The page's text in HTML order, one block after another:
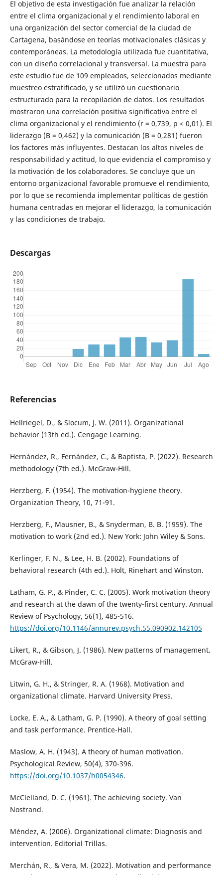
El objetivo de esta investigación fue analizar la relación
entre el clima organizacional y el rendimiento laboral en
una organización del sector comercial de la ciudad de
Cartagena, basándose en teorías motivacionales clásicas y
contemporáneas. La metodología utilizada fue cuantitativa,
con un diseño correlacional y transversal. La muestra para
este estudio fue de 109 empleados, seleccionados mediante
muestreo estratificado, y se utilizó un cuestionario
estructurado para la recopilación de datos. Los resultados
mostraron una correlación positiva significativa entre el
clima organizacional y el rendimiento (r = 0,739, p < 0,01). El
liderazgo (B = 0,462) y la comunicación (B = 0,281) fueron
los factores más influyentes. Destacan los altos niveles de
responsabilidad y actitud, lo que evidencia el compromiso y
la motivación de los colaboradores. Se concluye que un
entorno organizacional favorable promueve el rendimiento,
por lo que se recomienda implementar políticas de gestión
humana centradas en mejorar el liderazgo, la comunicación
y las condiciones de trabajo.
Descargas
Referencias
Hellriegel, D., & Slocum, J. W. (2011). Organizational
behavior (13th ed.). Cengage Learning.
Hernández, R., Fernández, C., & Baptista, P. (2022). Research
methodology (7th ed.). McGraw-Hill.
Herzberg, F. (1954). The motivation-hygiene theory.
Organization Theory, 10, 71-91.
Herzberg, F., Mausner, B., & Snyderman, B. B. (1959). The
motivation to work (2nd ed.). New York: John Wiley & Sons.
Kerlinger, F. N., & Lee, H. B. (2002). Foundations of
behavioral research (4th ed.). Holt, Rinehart and Winston.
Latham, G. P., & Pinder, C. C. (2005). Work motivation theory
and research at the dawn of the twenty-first century. Annual
Review of Psychology, 56(1), 485-516.
https://doi.org/10.1146/annurev.psych.55.090902.142105
Likert, R., & Gibson, J. (1986). New patterns of management.
McGraw-Hill.
Litwin, G. H., & Stringer, R. A. (1968). Motivation and
organizational climate. Harvard University Press.
Locke, E. A., & Latham, G. P. (1990). A theory of goal setting
and task performance. Prentice-Hall.
Maslow, A. H. (1943). A theory of human motivation.
Psychological Review, 50(4), 370-396.
https://doi.org/10.1037/h0054346.
McClelland, D. C. (1961). The achieving society. Van
Nostrand.
Méndez, A. (2006). Organizational climate: Diagnosis and
intervention. Editorial Trillas.
Merchán, R., & Vera, M. (2022). Motivation and performance